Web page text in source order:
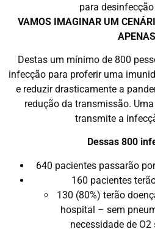
para
VAMOS IMAGINAR UM
APENAS
Destas um mínimo de 800
infecção para proferir uma
e reduzir drasticamente a
redução da transmissão.
transmite a
Dessas 800
640 pacientes passarão
160 pacientes
130 (80%) terão
hospital – sem
necessidade de